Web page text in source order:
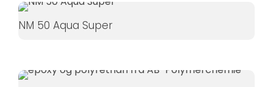
NM 50 Aqua Super
indhold og
tilbud.